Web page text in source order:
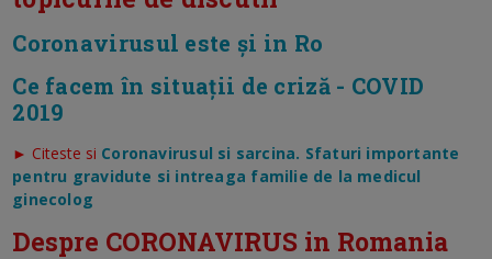
Coronavirusul este și in Ro
Ce facem în situații de criză - COVID
2019
► Citeste si Coronavirusul si sarcina. Sfaturi importante
pentru gravidute si intreaga familie de la medicul
ginecolog
Despre CORONAVIRUS in Romania